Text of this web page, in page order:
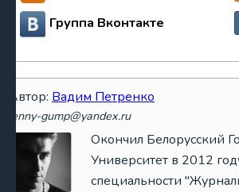
Группа Вконтакте
Автор: Вадим Петренко
jenny-gump@yandex.ru
Окончил Белорусский
Университет в 2012
специальности